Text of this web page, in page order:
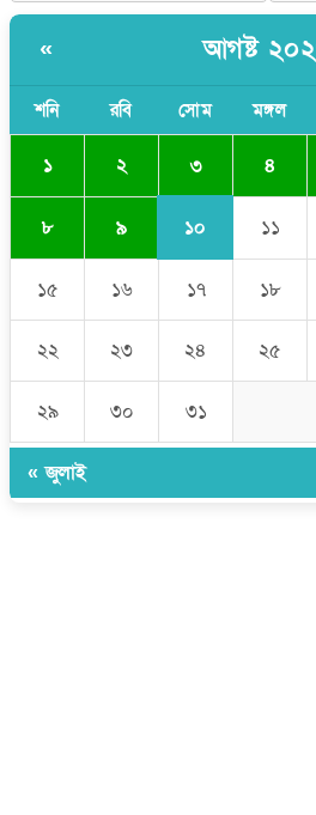
মেয়েদের আপত্তিকর ছবি তুলে লন্ডনে
বিশ্ববিদ্যালয়ের ছাত্রী
« আগষ্ট
শনি রবি সোম মঙ্গল
১ ২ ৩ ৪
৮ ৯ ১০ ১১
১৫ ১৬ ১৭ ১৮
২২ ২৩ ২৪ ২৫
২৯ ৩০ ৩১
« জুলাই